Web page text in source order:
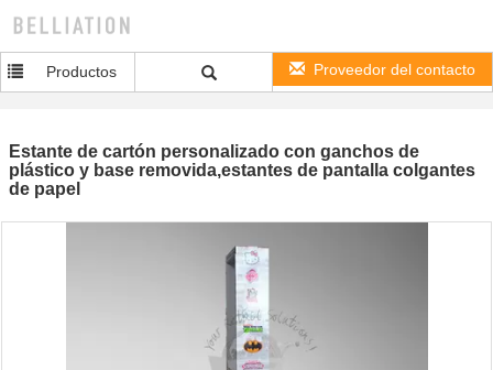
Productos Proveedor del contacto
Estante de cartón personalizado con ganchos de
plástico y base removida,estantes de pantalla colgantes
de papel